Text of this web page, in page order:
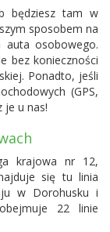
będziesz tam w
sposobem na
auta osobowego.
bez konieczności
Ponadto, jeśli
(GPS,
je u nas!
krajowa nr 12,
się tu linia
w Dorohusku i
22 linie